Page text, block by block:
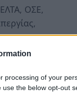
processing of your
the below opt-out
ΟΣΕ,
3 το